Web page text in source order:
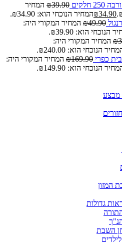
חלקים ₪39.90
המחיר
₪34.90
המחיר הנוכחי הוא: ₪34.90.
₪49.90
המחיר המקורי היה:
הנוכחי הוא: ₪39.90.
₪ המחיר המקורי היה:
הנוכחי הוא: ₪240.00.
₪169.90
המחיר המקורי היה:
הנוכחי הוא: ₪149.90.
מבצע
המזון
גדולות
השבת